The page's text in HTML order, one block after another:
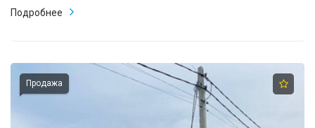
14
670
Подробнее
Продажа